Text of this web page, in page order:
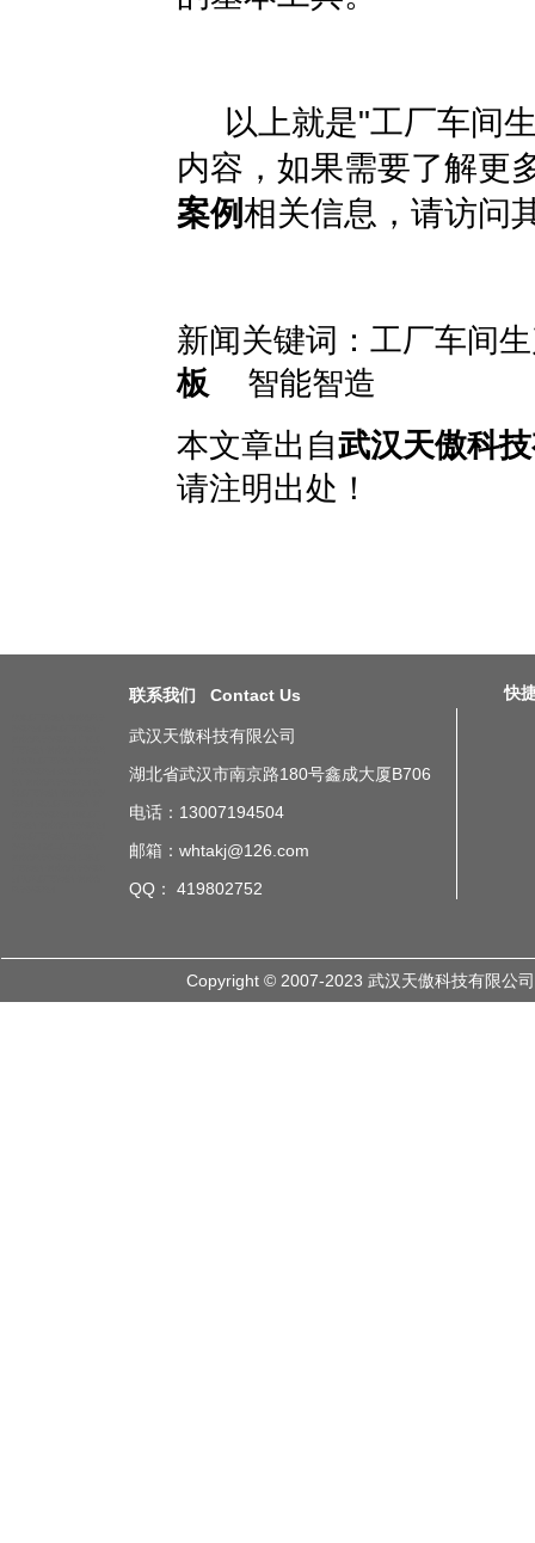
以上就是"工厂车间
内容，如果需要了解更
案例相关信息，请访问
新闻关键词： 工厂车间
板
智能智造
本文章出自武汉天傲科
请注明出处！
联系我们 Contact Us
武汉天傲科技有限公司
湖北省武汉市南京路180号鑫成大厦B706
电话：13007194504
邮箱：whtakj@126.com
QQ： 419802752
快
Copyright © 2007-2023 武汉天傲科技有限